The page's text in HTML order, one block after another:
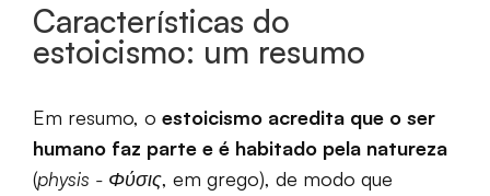
Características do
estoicismo: um resumo
Em resumo, o estoicismo acredita que o ser
humano faz parte e é habitado pela natureza
(physis - Φύσις, em grego), de modo que